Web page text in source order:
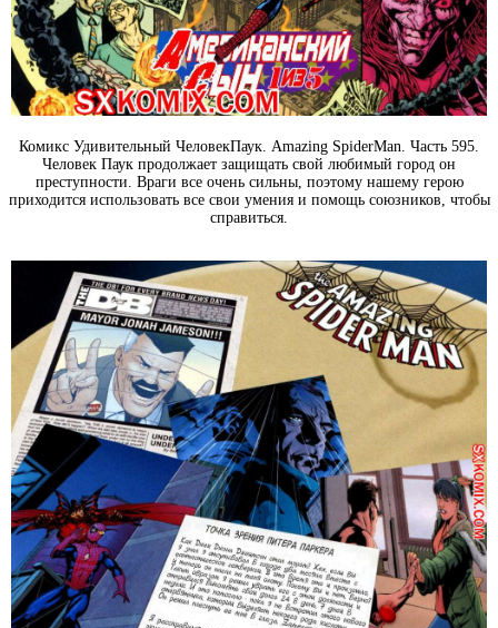
Комикс Удивительный ЧеловекПаук. Amazing SpiderMan. Часть 595.
Человек Паук продолжает защищать свой любимый город он
преступности. Враги все очень сильны, поэтому нашему герою
приходится использовать все свои умения и помощь союзников, чтобы
справиться.